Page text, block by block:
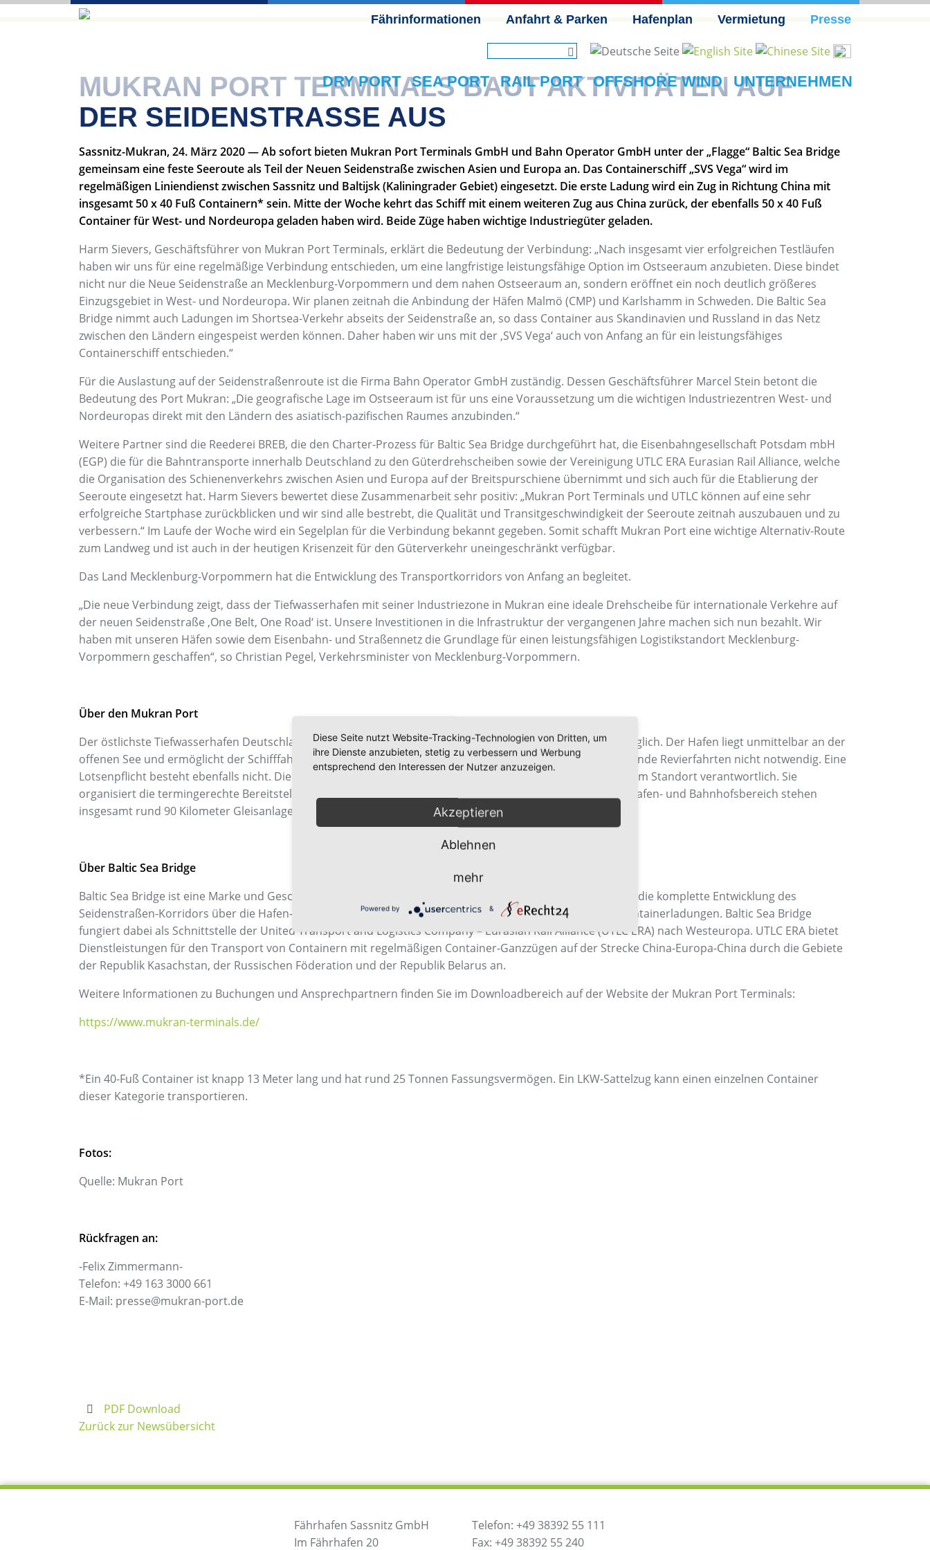
Fährinformationen Anfahrt & Parken Hafenplan Vermietung Presse
NAVIGATION ÜBERSPRINGEN
DRY PORT SEA PORT RAIL PORT OFFSHORE WIND UNTERNEHMEN
MUKRAN PORT TERMINALS BAUT AKTIVITÄTEN AUF
DER SEIDENSTRASSE AUS
Sassnitz-Mukran, 24. März 2020 — Ab sofort bieten Mukran Port Terminals GmbH und Bahn Operator GmbH unter der „Flagge“ Baltic Sea Bridge
gemeinsam eine feste Seeroute als Teil der Neuen Seidenstraße zwischen Asien und Europa an. Das Containerschiff „SVS Vega“ wird im
regelmäßigen Liniendienst zwischen Sassnitz und Baltijsk (Kaliningrader Gebiet) eingesetzt. Die erste Ladung wird ein Zug in Richtung China mit
insgesamt 50 x 40 Fuß Containern* sein. Mitte der Woche kehrt das Schiff mit einem weiteren Zug aus China zurück, der ebenfalls 50 x 40 Fuß
Container für West- und Nordeuropa geladen haben wird. Beide Züge haben wichtige Industriegüter geladen.
Harm Sievers, Geschäftsführer von Mukran Port Terminals, erklärt die Bedeutung der Verbindung: „Nach insgesamt vier erfolgreichen Testläufen
haben wir uns für eine regelmäßige Verbindung entschieden, um eine langfristige leistungsfähige Option im Ostseeraum anzubieten. Diese bindet
nicht nur die Neue Seidenstraße an Mecklenburg-Vorpommern und dem nahen Ostseeraum an, sondern eröffnet ein noch deutlich größeres
Einzugsgebiet in West- und Nordeuropa. Wir planen zeitnah die Anbindung der Häfen Malmö (CMP) und Karlshamm in Schweden. Die Baltic Sea
Bridge nimmt auch Ladungen im Shortsea-Verkehr abseits der Seidenstraße an, so dass Container aus Skandinavien und Russland in das Netz
zwischen den Ländern eingespeist werden können. Daher haben wir uns mit der ‚SVS Vega‘ auch von Anfang an für ein leistungsfähiges
Containerschiff entschieden.“
Für die Auslastung auf der Seidenstraßenroute ist die Firma Bahn Operator GmbH zuständig. Dessen Geschäftsführer Marcel Stein betont die
Bedeutung des Port Mukran: „Die geografische Lage im Ostseeraum ist für uns eine Voraussetzung um die wichtigen Industriezentren West- und
Nordeuropas direkt mit den Ländern des asiatisch-pazifischen Raumes anzubinden.“
Weitere Partner sind die Reederei BREB, die den Charter-Prozess für Baltic Sea Bridge durchgeführt hat, die Eisenbahngesellschaft Potsdam mbH
(EGP) die für die Bahntransporte innerhalb Deutschland zu den Güterdrehscheiben sowie der Vereinigung UTLC ERA Eurasian Rail Alliance, welche
die Organisation des Schienenverkehrs zwischen Asien und Europa auf der Breitspurschiene übernimmt und sich auch für die Etablierung der
Seeroute eingesetzt hat. Harm Sievers bewertet diese Zusammenarbeit sehr positiv: „Mukran Port Terminals und UTLC können auf eine sehr
erfolgreiche Startphase zurückblicken und wir sind alle bestrebt, die Qualität und Transitgeschwindigkeit der Seeroute zeitnah auszubauen und zu
verbessern.“ Im Laufe der Woche wird ein Segelplan für die Verbindung bekannt gegeben. Somit schafft Mukran Port eine wichtige Alternativ-Route
zum Landweg und ist auch in der heutigen Krisenzeit für den Güterverkehr uneingeschränkt verfügbar.
Das Land Mecklenburg-Vorpommern hat die Entwicklung des Transportkorridors von Anfang an begleitet.
„Die neue Verbindung zeigt, dass der Tiefwasserhafen mit seiner Industriezone in Mukran eine ideale Drehscheibe für internationale Verkehre auf
der neuen Seidenstraße ‚One Belt, One Road‘ ist. Unsere Investitionen in die Infrastruktur der vergangenen Jahre machen sich nun bezahlt. Wir
haben mit unseren Häfen sowie dem Eisenbahn- und Straßennetz die Grundlage für einen leistungsfähigen Logistikstandort Mecklenburg-
Vorpommern geschaffen“, so Christian Pegel, Verkehrsminister von Mecklenburg-Vorpommern.
Über den Mukran Port
Der östlichste Tiefwasserhafen Deutschlands ist für alle im Ostseeraum operierenden Schiffsklassen zugänglich. Der Hafen liegt unmittelbar an der
offenen See und ermöglicht der Schifffahrt damit eine unkomplizierte Ansteuerung. Deshalb sind zeitraubende Revierfahrten nicht notwendig. Eine
Lotsenpflicht besteht ebenfalls nicht. Die Hafeneigene Bahn Baltic Port Rail Mukran ist für die Bahnlogistik am Standort verantwortlich. Sie
organisiert die termingerechte Bereitstellung, Abholung sowie Rangierdienstleistungen von Waggons. Im Hafen- und Bahnhofsbereich stehen
insgesamt rund 90 Kilometer Gleisanlagen zur Verfügung.
Über Baltic Sea Bridge
Baltic Sea Bridge ist eine Marke und Geschäftseinheit der Mukran Port Terminals GmbH und Co. KG. Ziel ist die komplette Entwicklung des
Seidenstraßen-Korridors über die Hafen- und Industriezone Mukran sowie der Aufnahme von Shortsea Containerladungen. Baltic Sea Bridge
fungiert dabei als Schnittstelle der United Transport and Logistics Company – Eurasian Rail Alliance (UTLC ERA) nach Westeuropa. UTLC ERA bietet
Dienstleistungen für den Transport von Containern mit regelmäßigen Container-Ganzzügen auf der Strecke China-Europa-China durch die Gebiete
der Republik Kasachstan, der Russischen Föderation und der Republik Belarus an.
Weitere Informationen zu Buchungen und Ansprechpartnern finden Sie im Downloadbereich auf der Website der Mukran Port Terminals:
https://www.mukran-terminals.de/
*Ein 40-Fuß Container ist knapp 13 Meter lang und hat rund 25 Tonnen Fassungsvermögen. Ein LKW-Sattelzug kann einen einzelnen Container
dieser Kategorie transportieren.
Fotos:
Quelle: Mukran Port
Rückfragen an:
-Felix Zimmermann-
Telefon: +49 163 3000 661
E-Mail: presse@mukran-port.de
PDF Download
Zurück zur Newsübersicht
Fährhafen Sassnitz GmbH
Im Fährhafen 20
Telefon: +49 38392 55 111
Fax: +49 38392 55 240
Diese Seite nutzt Website-Tracking-Technologien von Dritten, um
ihre Dienste anzubieten, stetig zu verbessern und Werbung
entsprechend den Interessen der Nutzer anzuzeigen.
Akzeptieren
Ablehnen
mehr
Powered by &